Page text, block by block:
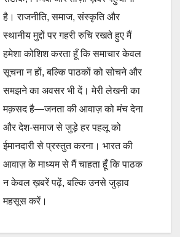
है। राजनीति, समाज, संस्कृति और
स्थानीय मुद्दों पर गहरी रुचि रखते हुए मैं
हमेशा कोशिश करता हूँ कि समाचार केवल
सूचना न हों, बल्कि पाठकों को सोचने और
समझने का अवसर भी दें। मेरी लेखनी का
मक़सद है—जनता की आवाज़ को मंच देना
और देश-समाज से जुड़े हर पहलू को
ईमानदारी से प्रस्तुत करना। भारत की
आवाज़ के माध्यम से मैं चाहता हूँ कि पाठक
न केवल ख़बरें पढ़ें, बल्कि उनसे जुड़ाव
महसूस करें।